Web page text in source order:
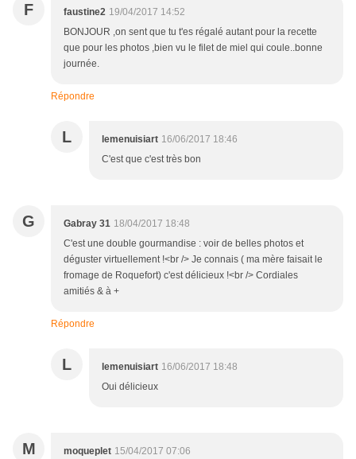
F faustine2 19/04/2017 14:52
BONJOUR ,on sent que tu t'es régalé autant pour la recette
que pour les photos ,bien vu le filet de miel qui coule..bonne
journée.
Répondre
L lemenuisiart 16/06/2017 18:46
C'est que c'est très bon
G Gabray 31 18/04/2017 18:48
C'est une double gourmandise : voir de belles photos et
déguster virtuellement !<br /> Je connais ( ma mère faisait le
fromage de Roquefort) c'est délicieux !<br /> Cordiales
amitiés & à +
Répondre
L lemenuisiart 16/06/2017 18:48
Oui délicieux
M moqueplet 15/04/2017 07:06